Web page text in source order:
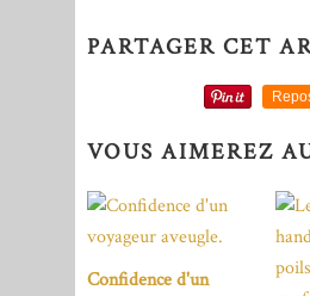
PARTAGER CET
VOUS AIMEREZ
Confidence d'un